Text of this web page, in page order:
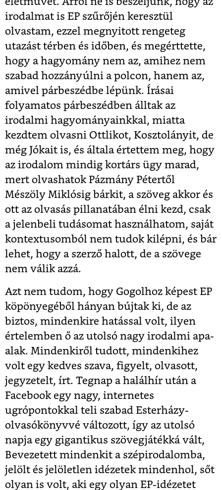
irodalmat is EP szűrőjén keresztül
olvastam, ezzel megnyitott rengeteg
utazást térben és időben, és megérttette,
hogy a hagyomány nem az, amihez nem
szabad hozzányúlni a polcon, hanem az,
amivel párbeszédbe lépünk. Írásai
folyamatos párbeszédben álltak az
irodalmi hagyományainkkal, miatta
kezdtem olvasni Ottlikot, Kosztolányit, de
még Jókait is, és általa értettem meg, hogy
az irodalom mindig kortárs ügy marad,
mert olvashatok Pázmány Pétertől
Mészöly Miklósig bárkit, a szöveg akkor és
ott az olvasás pillanatában élni kezd, csak
a jelenbeli tudásomat használhatom, saját
kontextusomból nem tudok kilépni, és bár
lehet, hogy a szerző halott, de a szövege
nem válik azzá.
Azt nem tudom, hogy Gogolhoz képest EP
köpönyegéből hányan bújtak ki, de az
biztos, mindenkire hatással volt, ilyen
értelemben ő az utolsó nagy irodalmi apa-
alak. Mindenkiről tudott, mindenkihez
volt egy kedves szava, figyelt, olvasott,
jegyzetelt, írt. Tegnap a halálhír után a
Facebook egy nagy, internetes
ugrópontokkal teli szabad Esterházy-
olvasókönyvvé változott, így az utolsó
napja egy gigantikus szövegjátékká vált,
Bevezetett mindenkit a szépirodalomba,
jelölt és jelöletlen idézetek mindenhol, sőt
olyan is volt, aki egy olyan EP-idézetet